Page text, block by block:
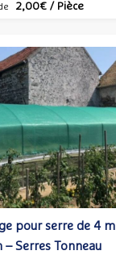
2,00€ / Pièce
pour serre de 4 m
– Serres Tonneau